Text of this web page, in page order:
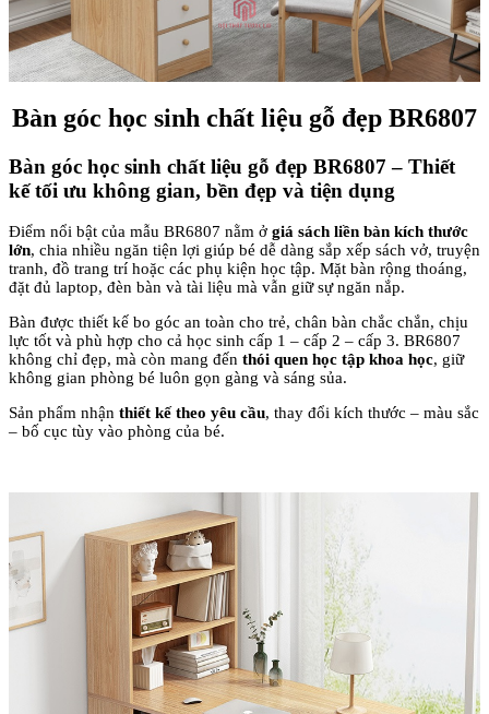
Bàn góc học sinh chất liệu gỗ đẹp BR6807
Bàn góc học sinh chất liệu gỗ đẹp BR6807 – Thiết
kế tối ưu không gian, bền đẹp và tiện dụng
Điểm nổi bật của mẫu BR6807 nằm ở giá sách liền bàn kích thước
lớn, chia nhiều ngăn tiện lợi giúp bé dễ dàng sắp xếp sách vở, truyện
tranh, đồ trang trí hoặc các phụ kiện học tập. Mặt bàn rộng thoáng,
đặt đủ laptop, đèn bàn và tài liệu mà vẫn giữ sự ngăn nắp.
Bàn được thiết kế bo góc an toàn cho trẻ, chân bàn chắc chắn, chịu
lực tốt và phù hợp cho cả học sinh cấp 1 – cấp 2 – cấp 3. BR6807
không chỉ đẹp, mà còn mang đến thói quen học tập khoa học, giữ
không gian phòng bé luôn gọn gàng và sáng sủa.
Sản phẩm nhận thiết kế theo yêu cầu, thay đổi kích thước – màu sắc
– bố cục tùy vào phòng của bé.